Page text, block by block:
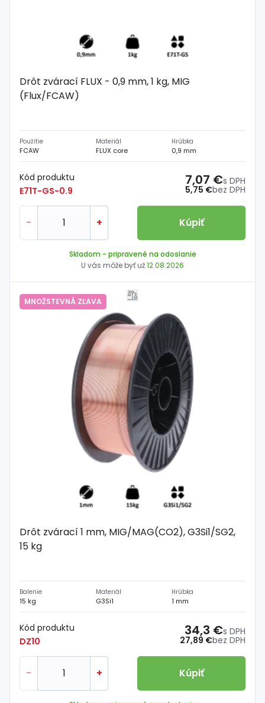
Drôt zvárací FLUX - 0,9 mm, 1 kg, MIG
(Flux/FCAW)
Použitie
FCAW
Materiál
FLUX core
Hrúbka
0,9 mm
Kód produktu
E71T-GS-0.9
5,75 €bez DPH
7,07 €s DPH
- + Kúpiť
Skladom - pripravené na odoslanie
U vás môže byť už12.08.2026
MNOŽSTEVNÁ ZĽAVA
Drôt zvárací 1 mm, MIG/MAG(CO2), G3Si1/SG2,
15 kg
Balenie
15 kg
Materiál
G3Si1
Hrúbka
1 mm
Kód produktu
DZ10
27,89 €bez DPH
34,3 €s DPH
- + Kúpiť